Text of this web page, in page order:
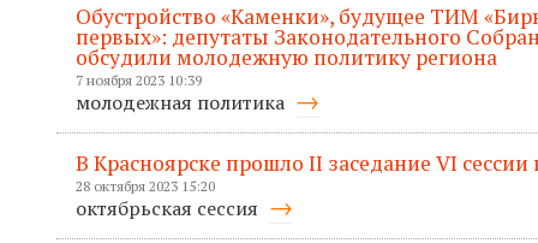
Обустройство «Каменки», будущее ТИМ
первых»: депутаты Законодательного
обсудили молодежную политику региона
7 ноября 2023 10:39
молодежная политика
В Красноярске прошло II заседание VI сессии
28 октября 2023 15:20
октябрьская сессия